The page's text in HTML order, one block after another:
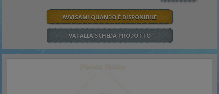
AVVISAMI QUANDO È DISPONIBILE
VAI ALLA SCHEDA PRODOTTO